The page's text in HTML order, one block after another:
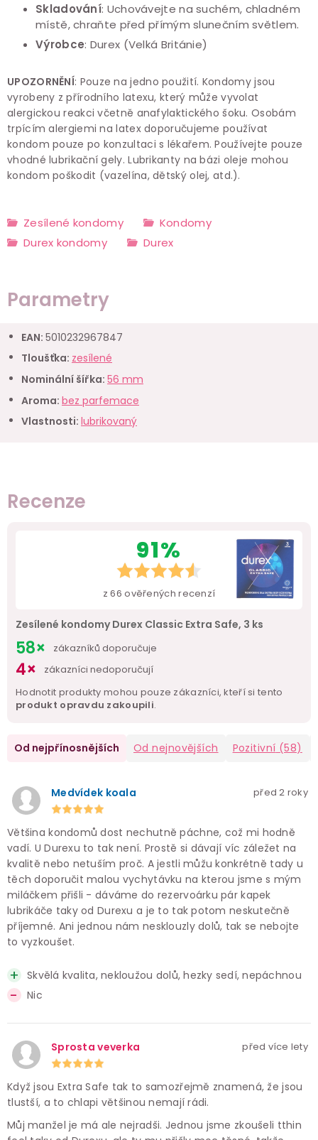
Skladování: Uchovávejte na suchém, chladném
místě, chraňte před přímým slunečním světlem.
Výrobce: Durex (Velká Británie)
UPOZORNĚNÍ: Pouze na jedno použití. Kondomy jsou
vyrobeny z přírodního latexu, který může vyvolat
alergickou reakci včetně anafylaktického šoku. Osobám
trpícím alergiemi na latex doporučujeme používat
kondom pouze po konzultaci s lékařem. Používejte pouze
vhodné lubrikační gely. Lubrikanty na bázi oleje mohou
kondom poškodit (vazelína, dětský olej, atd.).
Zesílené kondomy
Kondomy
Durex kondomy
Durex
Parametry
EAN: 5010232967847
Tloušťka: zesílené
Nominální šířka: 56 mm
Aroma: bez parfemace
Vlastnosti: lubrikovaný
Recenze
91%
z66 ověřených recenzí
Zesílené kondomy Durex Classic Extra Safe, 3 ks
58× zákazníků doporučuje
4×
zákazníci nedoporučují
Hodnotit produkty mohou pouze zákazníci, kteří si tento
produkt opravdu zakoupili.
Od nejpřínosnějších Od nejnovějších Pozitivní (58)
Medvídek koala před 2 roky
Většina kondomů dost nechutně páchne, což mi hodně
vadí. U Durexu to tak není. Prostě si dávají víc záležet na
kvalitě nebo netuším proč. A jestli můžu konkrétně tady u
těch doporučit malou vychytávku na kterou jsme s mým
miláčkem přišli - dáváme do rezervoárku pár kapek
lubrikáče taky od Durexu a je to tak potom neskutečně
příjemné. Ani jednou nám nesklouzly dolů, tak se nebojte
to vyzkoušet.
Skvělá kvalita, nekloužou dolů, hezky sedí, nepáchnou
Nic
Sprosta veverka před více lety
Když jsou Extra Safe tak to samozřejmě znamená, že jsou
tlustší, a to chlapi většinou nemají rádi.
Můj manžel je má ale nejradši. Jednou jsme zkoušeli tthin